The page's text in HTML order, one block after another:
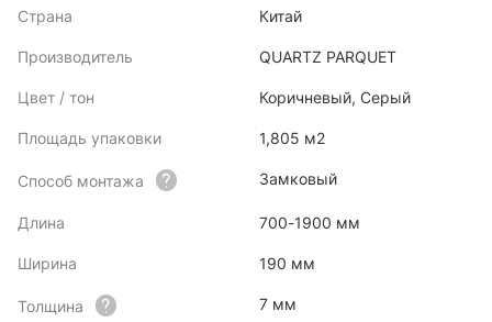
Страна Китай
Производитель QUARTZ PARQUET
Цвет / тон Коричневый, Серый
Площадь упаковки 1,805 м2
Способ монтажа Замковый
Длина 700-1900 мм
Ширина 190 мм
Толщина 7 мм